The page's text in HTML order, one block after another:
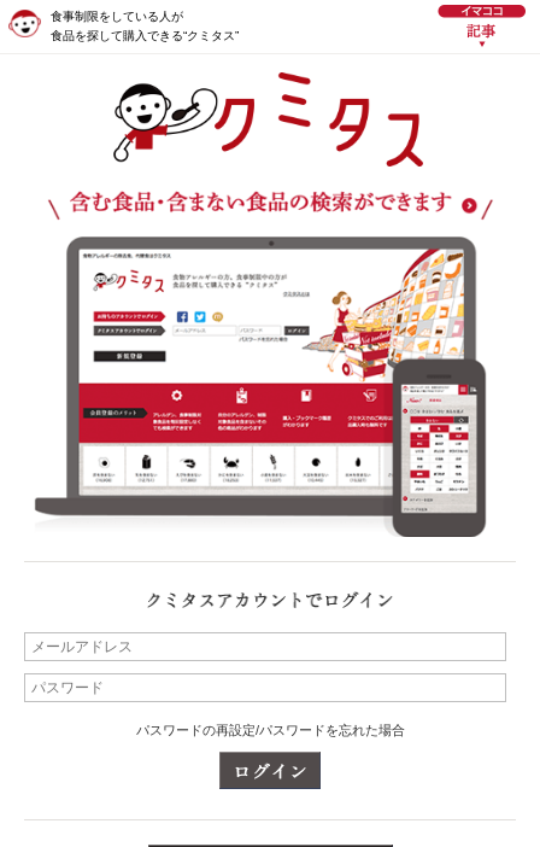
食事制限をしている人が
食品を探して購入できる“クミタス”
パスワードの再設定/パスワードを忘れた場合